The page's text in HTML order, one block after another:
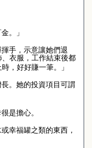
。」
手，示意讓她們退
衣服，工作結束後都
，好好賺一筆。」
。她的投資項目可謂
是擔心。
幸福罐之類的東西，